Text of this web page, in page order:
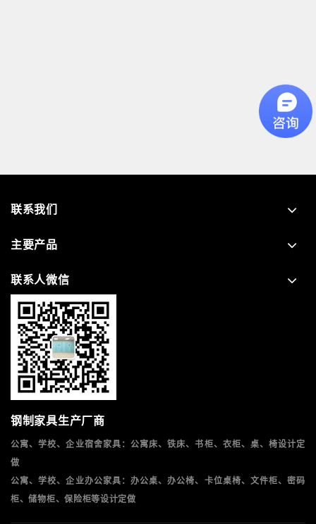
联系我们
主要产品
联系人微信
钢制家具生产厂商
公寓、学校、企业宿舍家具：公寓床、铁床、书柜、衣柜、桌、椅设计定
做
公寓、学校、企业办公家具：办公桌、办公椅、卡位桌椅、文件柜、密码
柜、储物柜、保险柜等设计定做